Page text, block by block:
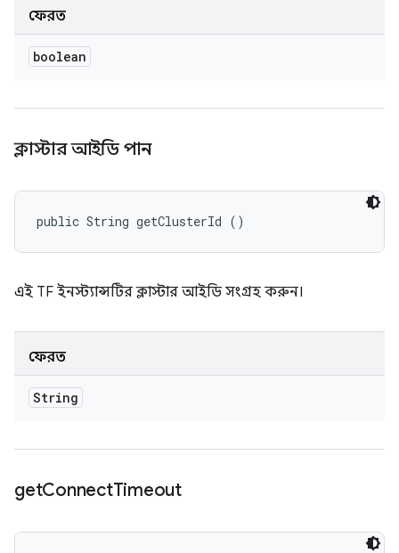
ফেরত
boolean
ক্লাস্টার আইডি পান
public String getClusterId ()
এই TF ইনস্ট্যান্সটির ক্লাস্টার আইডি সংগ্রহ করুন।
ফেরত
String
getConnectTimeout